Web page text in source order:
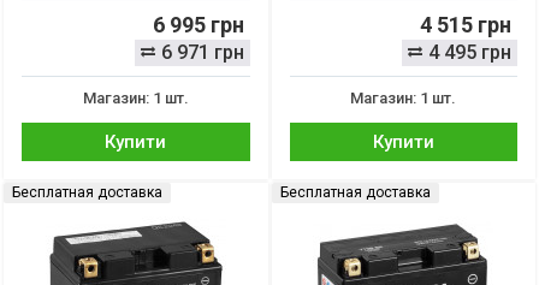
6 995 грн
6 971 грн
Магазин: 1 шт.
Купити
4 515 грн
4 495 грн
Магазин: 1 шт.
Купити
Бесплатная доставка Бесплатная доставка